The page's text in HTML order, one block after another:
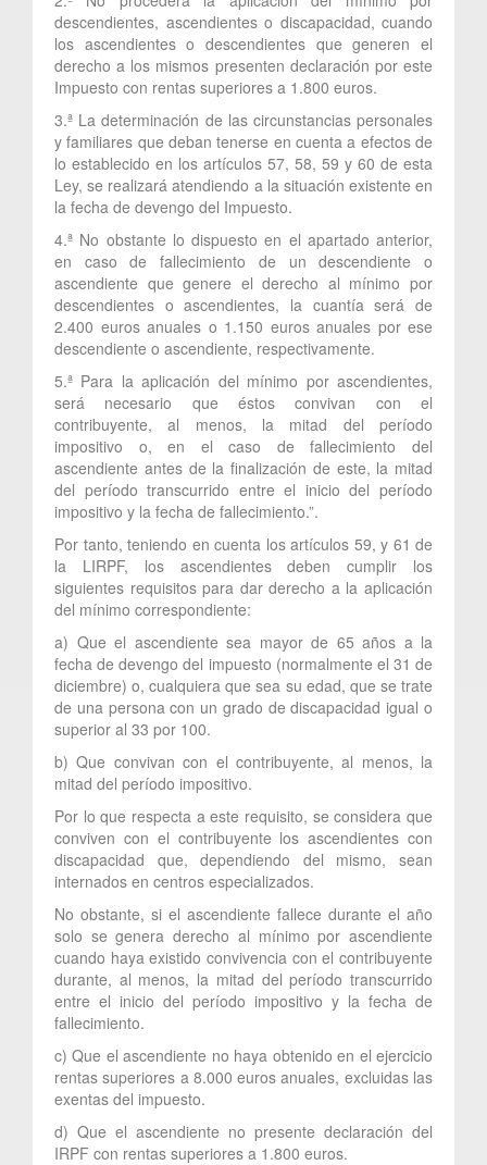
descendientes, ascendientes o discapacidad, cuando
los ascendientes o descendientes que generen el
derecho a los mismos presenten declaración por este
Impuesto con rentas superiores a 1.800 euros.
3.ª La determinación de las circunstancias personales
y familiares que deban tenerse en cuenta a efectos de
lo establecido en los artículos 57, 58, 59 y 60 de esta
Ley, se realizará atendiendo a la situación existente en
la fecha de devengo del Impuesto.
4.ª No obstante lo dispuesto en el apartado anterior,
en caso de fallecimiento de un descendiente o
ascendiente que genere el derecho al mínimo por
descendientes o ascendientes, la cuantía será de
2.400 euros anuales o 1.150 euros anuales por ese
descendiente o ascendiente, respectivamente.
5.ª Para la aplicación del mínimo por ascendientes,
será necesario que éstos convivan con el
contribuyente, al menos, la mitad del período
impositivo o, en el caso de fallecimiento del
ascendiente antes de la finalización de este, la mitad
del período transcurrido entre el inicio del período
impositivo y la fecha de fallecimiento.”.
Por tanto, teniendo en cuenta los artículos 59, y 61 de
la LIRPF, los ascendientes deben cumplir los
siguientes requisitos para dar derecho a la aplicación
del mínimo correspondiente:
a) Que el ascendiente sea mayor de 65 años a la
fecha de devengo del impuesto (normalmente el 31 de
diciembre) o, cualquiera que sea su edad, que se trate
de una persona con un grado de discapacidad igual o
superior al 33 por 100.
b) Que convivan con el contribuyente, al menos, la
mitad del período impositivo.
Por lo que respecta a este requisito, se considera que
conviven con el contribuyente los ascendientes con
discapacidad que, dependiendo del mismo, sean
internados en centros especializados.
No obstante, si el ascendiente fallece durante el año
solo se genera derecho al mínimo por ascendiente
cuando haya existido convivencia con el contribuyente
durante, al menos, la mitad del período transcurrido
entre el inicio del período impositivo y la fecha de
fallecimiento.
c) Que el ascendiente no haya obtenido en el ejercicio
rentas superiores a 8.000 euros anuales, excluidas las
exentas del impuesto.
d) Que el ascendiente no presente declaración del
IRPF con rentas superiores a 1.800 euros.